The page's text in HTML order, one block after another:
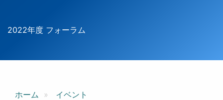
2022年度 フォーラム
ホーム イベント